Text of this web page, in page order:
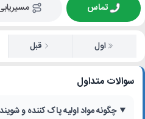
تماس
اول قبل
سوالات متداول
چگونه مواد اولیه پاک کننده و